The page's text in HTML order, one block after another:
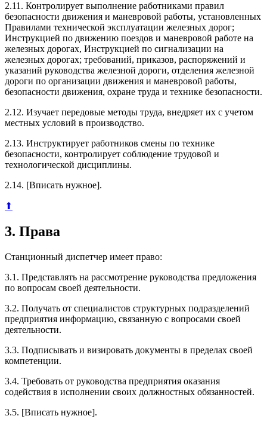
2.11. Контролирует выполнение работниками правил
безопасности движения и маневровой работы, установленных
Правилами технической эксплуатации железных дорог;
Инструкцией по движению поездов и маневровой работе на
железных дорогах, Инструкцией по сигнализации на
железных дорогах; требований, приказов, распоряжений и
указаний руководства железной дороги, отделения железной
дороги по организации движения и маневровой работы,
безопасности движения, охране труда и технике безопасности.
2.12. Изучает передовые методы труда, внедряет их с учетом
местных условий в производство.
2.13. Инструктирует работников смены по технике
безопасности, контролирует соблюдение трудовой и
технологической дисциплины.
2.14. [Вписать нужное].
⬆
3. Права
Станционный диспетчер имеет право:
3.1. Представлять на рассмотрение руководства предложения
по вопросам своей деятельности.
3.2. Получать от специалистов структурных подразделений
предприятия информацию, связанную с вопросами своей
деятельности.
3.3. Подписывать и визировать документы в пределах своей
компетенции.
3.4. Требовать от руководства предприятия оказания
содействия в исполнении своих должностных обязанностей.
3.5. [Вписать нужное].